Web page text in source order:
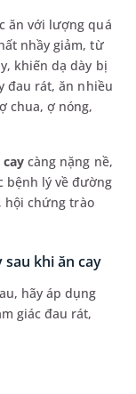
ăn với lượng quá
nhầy giảm, từ
khiến dạ dày bị
đau rát, ăn nhiều
chua, ợ nóng,
càng nặng nề,
bệnh lý về đường
hội chứng trào
sau khi ăn cay
hãy áp dụng
giác đau rát,